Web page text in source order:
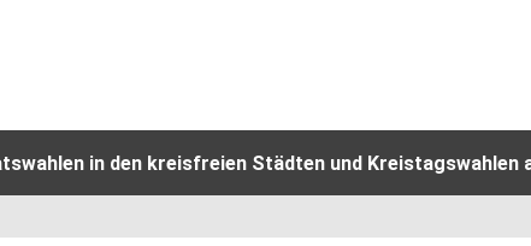
in den kreisfreien Städten und Kreistagswahlen